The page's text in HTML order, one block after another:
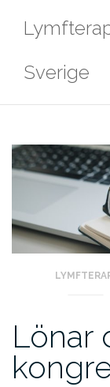
Sverige
Lönar